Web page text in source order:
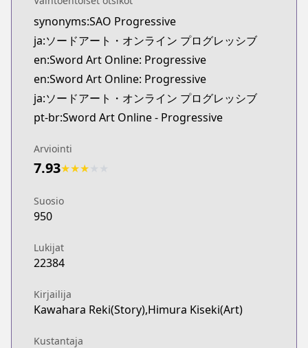
synonyms:SAO Progressive
ja:ソードアート・オンライン プログレッシブ
en:Sword Art Online: Progressive
en:Sword Art Online: Progressive
ja:ソードアート・オンライン プログレッシブ
pt-br:Sword Art Online - Progressive
Arviointi
7.93★★★
Suosio
950
Lukijat
22384
Kirjailija
Kawahara Reki(Story),Himura Kiseki(Art)
Kustantaja